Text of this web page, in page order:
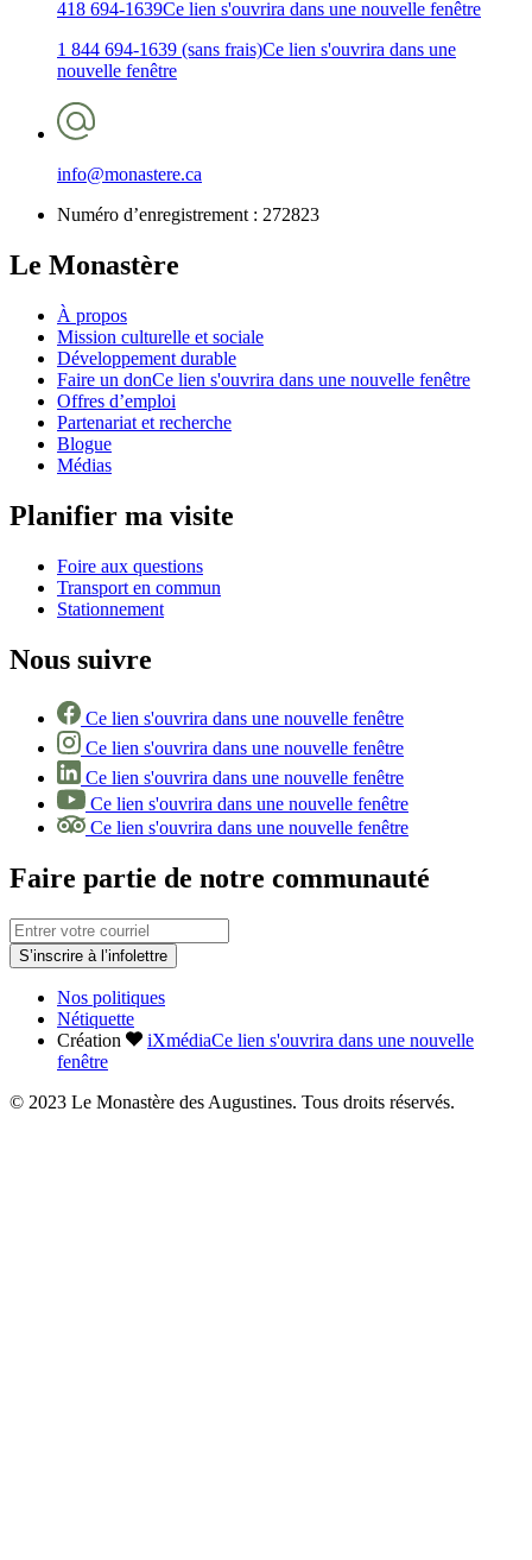
418 694-1639Ce lien s'ouvrira dans une nouvelle fenêtre
1 844 694-1639 (sans frais)Ce lien s'ouvrira dans une
nouvelle fenêtre
info@monastere.ca
Numéro d’enregistrement : 272823
Le Monastère
À propos
Mission culturelle et sociale
Développement durable
Faire un donCe lien s'ouvrira dans une nouvelle fenêtre
Offres d’emploi
Partenariat et recherche
Blogue
Médias
Planifier ma visite
Foire aux questions
Transport en commun
Stationnement
Nous suivre
Ce lien s'ouvrira dans une nouvelle fenêtre
Ce lien s'ouvrira dans une nouvelle fenêtre
Ce lien s'ouvrira dans une nouvelle fenêtre
Ce lien s'ouvrira dans une nouvelle fenêtre
Ce lien s'ouvrira dans une nouvelle fenêtre
Faire partie de notre communauté
S’inscrire à l’infolettre
Nos politiques
Nétiquette
Création
iXmédiaCe lien s'ouvrira dans une nouvelle
fenêtre
© 2023 Le Monastère des Augustines. Tous droits réservés.